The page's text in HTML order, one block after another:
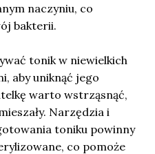
naczyniu, co
bakterii.
tonik w niewielkich
aby uniknąć jego
warto wstrząsnąć,
Narzędzia i
toniku powinny
co pomoże